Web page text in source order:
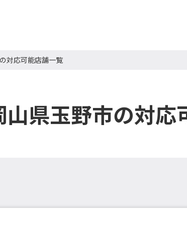
対応可能店舗一覧
県玉野市の対応